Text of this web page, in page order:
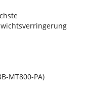
MT800-PA)